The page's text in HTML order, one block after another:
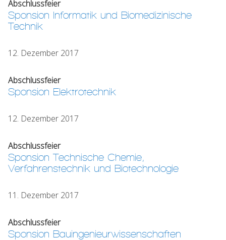
Abschlussfeier
Sponsion Informatik und Biomedizinische
Technik
12. Dezember 2017
Abschlussfeier
Sponsion Elektrotechnik
12. Dezember 2017
Abschlussfeier
Sponsion Technische Chemie,
Verfahrenstechnik und Biotechnologie
11. Dezember 2017
Abschlussfeier
Sponsion Bauingenieurwissenschaften